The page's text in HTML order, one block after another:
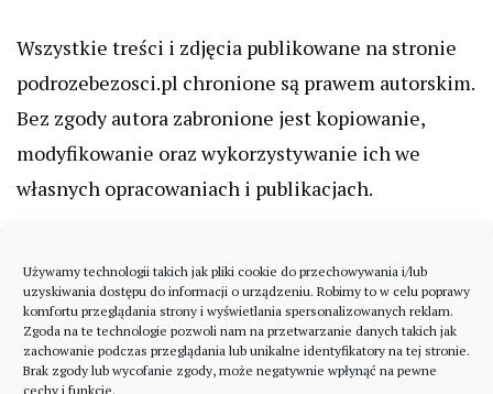
Używamy technologii takich jak pliki cookie do przechowywania i/lub
uzyskiwania dostępu do informacji o urządzeniu. Robimy to w celu poprawy
komfortu przeglądania strony i wyświetlania spersonalizowanych reklam.
Zgoda na te technologie pozwoli nam na przetwarzanie danych takich jak
zachowanie podczas przeglądania lub unikalne identyfikatory na tej stronie.
Brak zgody lub wycofanie zgody, może negatywnie wpłynąć na pewne
cechy i funkcje.
Wszystkie treści i zdjęcia publikowane na stronie
podrozebezosci.pl chronione są prawem autorskim.
Bez zgody autora zabronione jest kopiowanie,
modyfikowanie oraz wykorzystywanie ich we
własnych opracowaniach i publikacjach.